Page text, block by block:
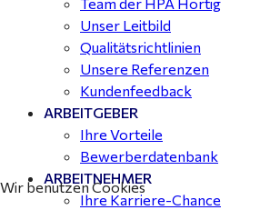
Unser Leitbild
Qualitätsrichtlinien
Unsere Referenzen
Kundenfeedback
ARBEITGEBER
Ihre Vorteile
Bewerberdatenbank
ARBEITNEHMER
Ihre Karriere-Chance
Wir benutzen Cookies